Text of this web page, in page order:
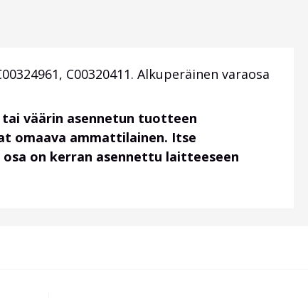
C00320411. Alkuperäinen varaosa
väärin asennetun tuotteen
omaava ammattilainen. Itse
on kerran asennettu laitteeseen